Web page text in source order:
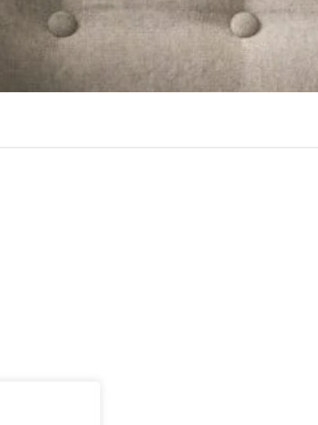
résistant. Votre canapé est au cœur de la…